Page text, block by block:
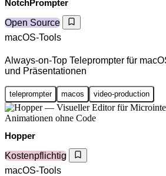
NotchPrompter
Open Source
macOS-Tools
Always-on-Top Teleprompter für
und Präsentationen
teleprompter macos video-production
Hopper
Kostenpflichtig
macOS-Tools